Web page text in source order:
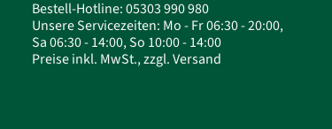
Bestell-Hotline: 05303 990 980
Unsere Servicezeiten: Mo - Fr 06:30 - 20:00,
Sa 06:30 - 14:00, So 10:00 - 14:00
Preise inkl. MwSt., zzgl. Versand